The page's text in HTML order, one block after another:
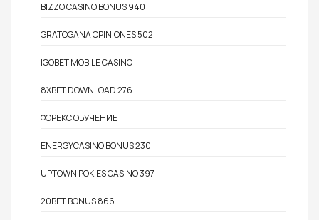
BIZZO CASINO BONUS 940
GRATOGANA OPINIONES 502
IGOBET MOBILE CASINO
8XBET DOWNLOAD 276
ФОРЕКС ОБУЧЕНИЕ
ENERGYCASINO BONUS 230
UPTOWN POKIES CASINO 397
20BET BONUS 866